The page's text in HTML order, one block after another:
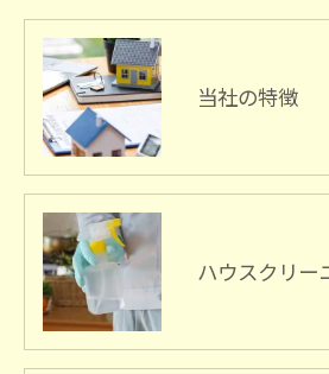
当社の特徴
ハウスクリー